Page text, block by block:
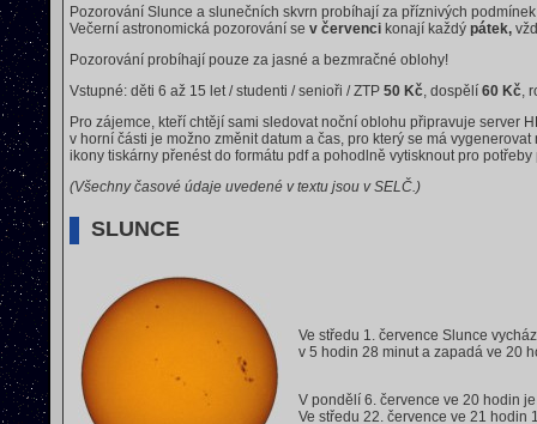
Pozorování Slunce a slunečních skvrn probíhají za příznivých
Večerní astronomická pozorování se v červenci konají každý pátek,
Pozorování probíhají pouze za jasné a bezmračné oblohy!
Vstupné: děti 6 až 15 let / studenti / senioři / ZTP 50 Kč, dospělí 60 Kč,
Pro zájemce, kteří chtějí sami sledovat noční oblohu připravuje server
v horní části je možno změnit datum a čas, pro který se má
ikony tiskárny přenést do formátu pdf a pohodlně vytisknout pro
(Všechny časové údaje uvedené v textu jsou v SELČ.)
SLUNCE
Ve středu 1. července Slunce
v 5 hodin 28 minut a zapadá ve 20
V pondělí 6. července ve 20 hodin
Ve středu 22. července ve 21